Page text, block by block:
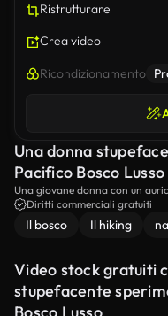
Ristrutturare
Crea video
Ricondizionamento
Una donna
Pacifico Bosco Lusso
Una giovane donna con un
nel bosco. Sta sperimentando
verdura e guardando intorno.
Diritti commerciali gratuiti
Il bosco Il hiking
Video stock gratuiti
stupefacente